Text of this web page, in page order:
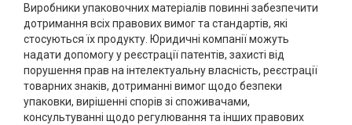
Виробники упаковочних матеріалів повинні забезпечити
дотримання всіх правових вимог та стандартів, які
стосуються їх продукту. Юридичні компанії можуть
надати допомогу у реєстрації патентів, захисті від
порушення прав на інтелектуальну власність, реєстрації
товарних знаків, дотриманні вимог щодо безпеки
упаковки, вирішенні спорів зі споживачами,
консультуванні щодо регулювання та інших правових